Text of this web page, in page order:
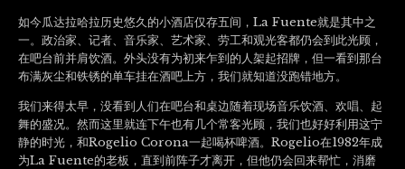
如今瓜达拉哈拉历史悠久的小酒店仅存五间，La Fuente就是其中之
一。政治家、记者、音乐家、艺术家、劳工和观光客都仍会到此光顾，
在吧台前并肩饮酒。外头没有为初来乍到的人架起招牌，但一看到那台
布满灰尘和铁锈的单车挂在酒吧上方，我们就知道没跑错地方。
我们来得太早，没看到人们在吧台和桌边随着现场音乐饮酒、欢唱、起
舞的盛况。然而这里就连下午也有几个常客光顾，我们也好好利用这宁
静的时光，和Rogelio Corona一起喝杯啤酒。Rogelio在1982年成
为La Fuente的老板，直到前阵子才离开，但他仍会回来帮忙，消磨